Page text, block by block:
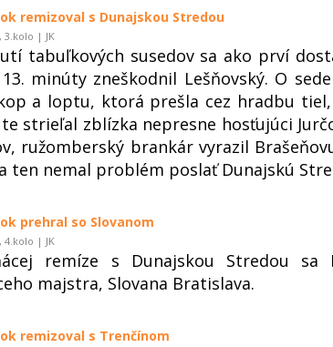
remizoval s Dunajskou Stredou
3.kolo | JK
tabuľkových susedov sa ako prví
minúty zneškodnil Lešňovský. O
a loptu, ktorá prešla cez hradbu
strieľal zblízka nepresne hosťujúci
ružomberský brankár vyrazil
ten nemal problém poslať Dunajskú
prehral so Slovanom
4.kolo | JK
remíze s Dunajskou Stredou sa
majstra, Slovana Bratislava.
remizoval s Trenčínom